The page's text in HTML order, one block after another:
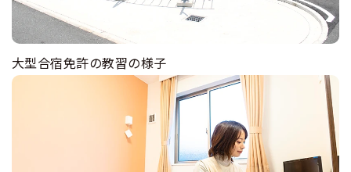
大型合宿免許の教習の様子